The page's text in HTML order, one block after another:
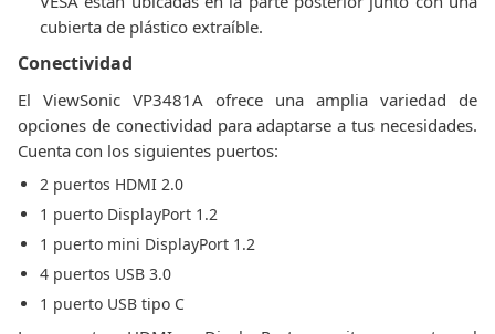
cubierta de plástico extraíble.
Conectividad
El ViewSonic VP3481A ofrece una amplia variedad de
opciones de conectividad para adaptarse a tus necesidades.
Cuenta con los siguientes puertos:
2 puertos HDMI 2.0
1 puerto DisplayPort 1.2
1 puerto mini DisplayPort 1.2
4 puertos USB 3.0
1 puerto USB tipo C